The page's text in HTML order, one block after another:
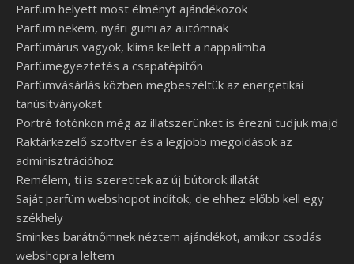
Parfüm helyett most élményt ajándékozok
Parfüm nekem, nyári gumi az autómnak
Parfümárus vagyok, klíma kellett a nappalimba
Parfümegyeztetés a csapatépítőn
Parfümvásárlás közben megbeszéltük az energetikai
tanúsítványokat
Portré fotónkon még az illatszerünket is érezni tudjuk majd
Raktárkezelő szoftver és a legjobb megoldások az
adminisztrációhoz
Remélem, ti is szeretitek az új bútorok illatát
Saját parfüm webshopot indítok, de ehhez előbb kell egy
székhely
Sminkes barátnőmnek néztem ajándékot, amikor csodás
webshopra leltem